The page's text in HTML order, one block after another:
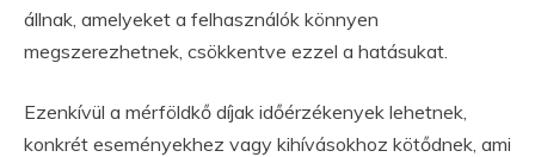
állnak, amelyeket a felhasználók könnyen
megszerezhetnek, csökkentve ezzel a hatásukat.
Ezenkívül a mérföldkő díjak időérzékenyek lehetnek,
konkrét eseményekhez vagy kihívásokhoz kötődnek, ami